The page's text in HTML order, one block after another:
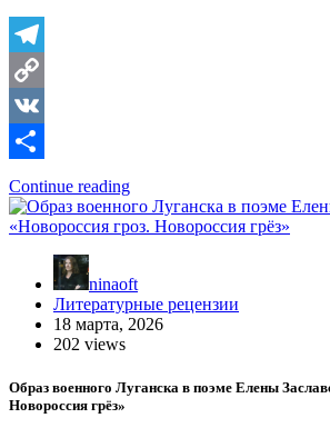
Telegram
Copy
Link
VK
Отправить
Continue reading
ninaoft
Литературные рецензии
18 марта, 2026
202 views
Образ военного Луганска в поэме Елены
Новороссия грёз»